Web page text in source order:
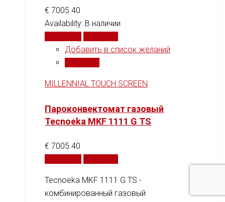
€ 7005.40
Availability: В наличии
Добавить в список желаний
MILLENNIAL TOUCH SCREEN
Пароконвектомат газовый
Tecnoeka MKF 1111 G TS
€ 7005.40
Tecnoeka MKF 1111 G TS -
комбинированный газовый